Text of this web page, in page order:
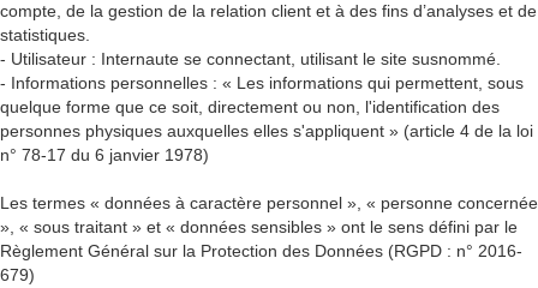
compte, de la gestion de la relation client et à des fins d’analyses et de
statistiques.
- Utilisateur : Internaute se connectant, utilisant le site susnommé.
- Informations personnelles : « Les informations qui permettent, sous
quelque forme que ce soit, directement ou non, l'identification des
personnes physiques auxquelles elles s'appliquent » (article 4 de la loi
n° 78-17 du 6 janvier 1978)
Les termes « données à caractère personnel », « personne concernée
», « sous traitant » et « données sensibles » ont le sens défini par le
Règlement Général sur la Protection des Données (RGPD : n° 2016-
679)